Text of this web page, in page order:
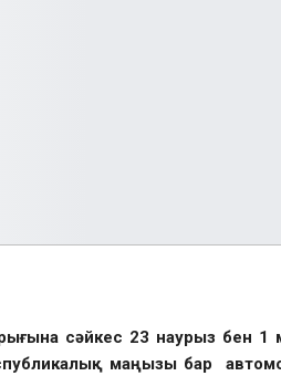
сәйкес 23 наурыз бен
маңызы бар